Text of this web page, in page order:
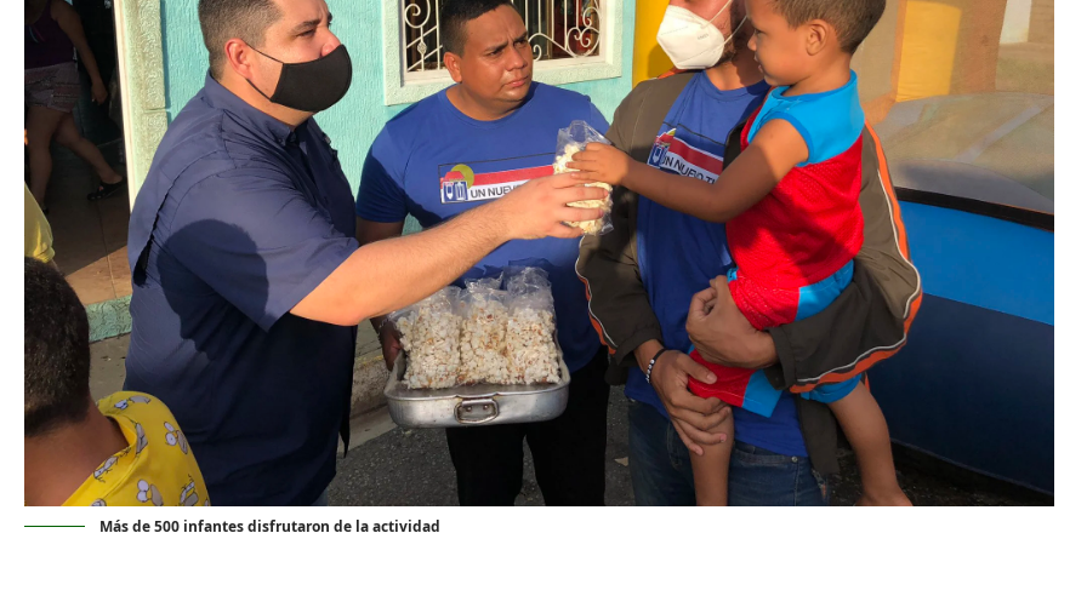
Más de 500 infantes disfrutaron de la actividad